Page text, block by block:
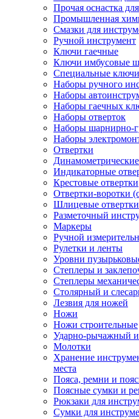
Прочая оснастка
Промышленная
Смазки для
Ручной инструмент
Ключи гаечные
Ключи имбусовые
Специальные ключи
Наборы ручного
Наборы
Наборы гаечных
Наборы отверток
Наборы шарнирно-
Наборы
Отвертки
Индикаторные
Крестовые отвертки
Отвертки-воротки
Шлицевые отвертки
Разметочный
Маркеры
Ручной
Рулетки и ленты
Уровни
Степлеры и
Степлеры
Столярный и
Лезвия для ножей
Ножи
Ножи строительные
Ударно-рычажный
Молотки
Хранение
места
Пояса, ремни и
Поясные сумки и
Рюкзаки для
Сумки для